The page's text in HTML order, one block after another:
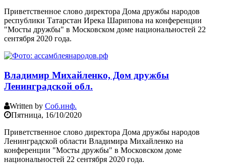
Приветственное слово директора Дома дружбы народов
республики Татарстан Ирека Шарипова на конференции
"Мосты дружбы" в Московском доме национальностей 22
сентября 2020 года.
Владимир Михайленко, Дом дружбы
Ленинградской обл.
Written by Соб.инф.
Пятница, 16/10/2020
Приветственное слово директора Дома дружбы народов
Ленинградской области Владимира Михайленко на
конференции "Мосты дружбы" в Московском доме
национальностей 22 сентября 2020 года.